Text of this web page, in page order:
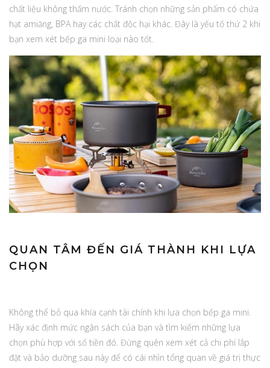
chất liệu không thấm nước. Tránh chọn những sản phẩm có chứa
hạt amiăng, BPA hay các chất độc hại khác. Đây là yếu tố thứ 2 khi
bạn xem xét bếp ga mini loại nào tốt.
QUAN TÂM ĐẾN GIÁ THÀNH KHI LỰA
CHỌN
Không thể bỏ qua khía cạnh tài chính khi lựa chọn bếp ga mini.
Hãy xác định mức ngân sách của bạn và tìm kiếm những lựa
chọn phù hợp với số tiền đó. Đừng quên xem xét cả chi phí lắp
đặt và bảo dưỡng sau này để có cái nhìn tổng quan về giá trị thực